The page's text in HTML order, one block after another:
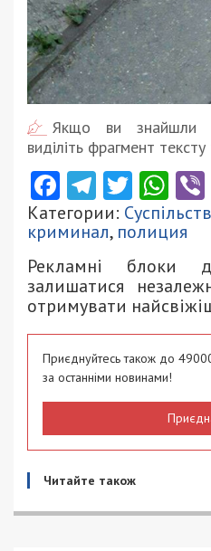
Якщо ви знайшли
виділіть фрагмент тексту
Facebook
Telegram
Категории:
криминал, полиция
Рекламні блоки
залишатися
отримувати
Приєднуйтесь також до
за останніми новинами!
Читайте також